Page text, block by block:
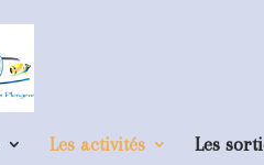
Les activités Les